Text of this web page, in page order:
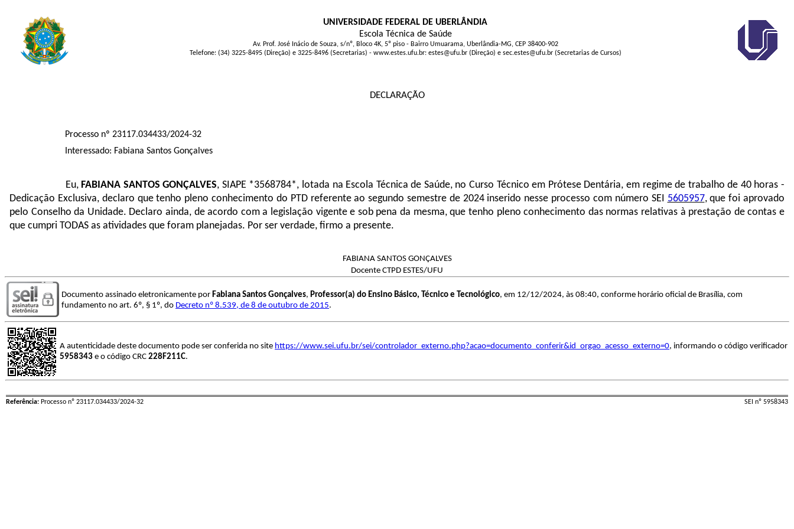
UNIVERSIDADE FEDERAL DE UBERLÂNDIA
Escola Técnica de Saúde
Av. Prof. José Inácio de Souza, s/nº, Bloco 4K, 5º piso - Bairro Umuarama, Uberlândia-MG, CEP 38400-902
Telefone: (34) 3225-8495 (Direção) e 3225-8496 (Secretarias) - www.estes.ufu.br: estes@ufu.br (Direção) e sec.estes@ufu.br (Secretarias de Cursos)
DECLARAÇÃO
Processo nº 23117.034433/2024-32
Interessado: Fabiana Santos Gonçalves
Eu,FABIANA SANTOS GONÇALVES, SIAPE *3568784*, lotada na Escola Técnica de Saúde, no Curso Técnico em Prótese Dentária, em regime de trabalho de 40 horas -
Dedicação Exclusiva, declaro que tenho pleno conhecimento do PTD referente ao segundo semestre de 2024 inserido nesse processo com número SEI 5605957, que foi aprovado
pelo Conselho da Unidade. Declaro ainda, de acordo com a legislação vigente e sob pena da mesma, que tenho pleno conhecimento das normas relativas à prestação de contas e
que cumpri TODAS as atividades que foram planejadas. Por ser verdade, firmo a presente.
FABIANA SANTOS GONÇALVES
Docente CTPD ESTES/UFU
Documento assinado eletronicamente por Fabiana Santos Gonçalves, Professor(a) do Ensino Básico, Técnico e Tecnológico, em 12/12/2024, às 08:40, conforme horário oficial de Brasília, com
fundamento no art. 6º, § 1º, do Decreto nº 8.539, de 8 de outubro de 2015.
A autenticidade deste documento pode ser conferida no site https://www.sei.ufu.br/sei/controlador_externo.php?acao=documento_conferir&id_orgao_acesso_externo=0, informando o código verificador
5958343 e o código CRC 228F211C.
Referência: Processo nº 23117.034433/2024-32 SEI nº 5958343